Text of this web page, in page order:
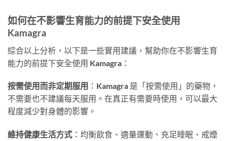
如何在不影響生育能力的前提下安全使用
Kamagra
綜合以上分析，以下是一些實用建議，幫助你在不影響生育
能力的前提下安全使用 Kamagra：
按需使用而非定期服用 ：Kamagra 是「按需使用」的藥物，
不需要也不建議每天服用。在真正有需要時使用，可以最大
程度減少對身體的影響。
維持健康生活方式 ：均衡飲食、適量運動、充足睡眠、戒煙